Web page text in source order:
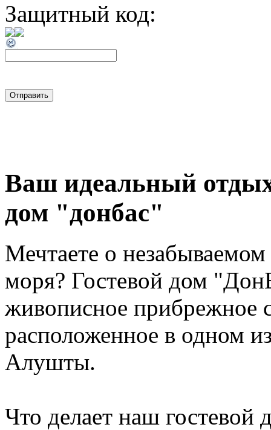
Защитный код:
Ваш идеальный
дом "донбас"
Мечтаете о
моря? Гостевой дом
живописное прибрежное
расположенное в одном
Алушты.
Что делает наш